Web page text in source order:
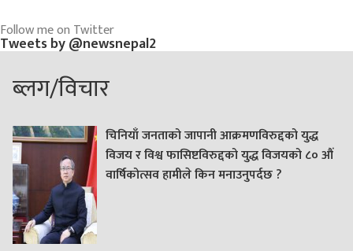
Follow me on Twitter
Tweets by @newsnepal2
ब्लग/विचार
चिनियाँ जनताको जापानी आक्रमणविरुद्दको युद्ध
विजय र विश्व फासिष्टविरुद्दको युद्ध विजयको ८० औं
वार्षिकोत्सव हामीले किन मनाउनुपर्दछ ?